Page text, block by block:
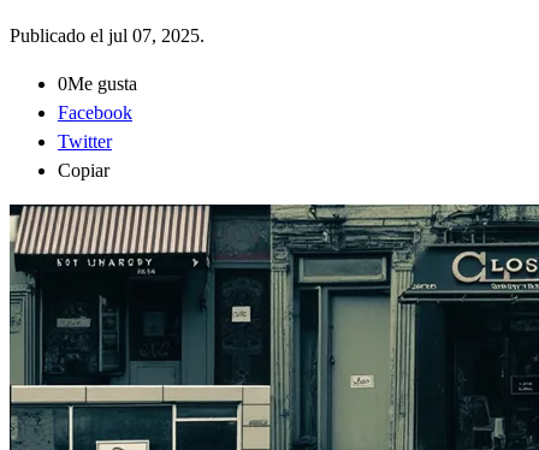
Publicado el jul 07, 2025.
0Me gusta
Facebook
Twitter
Copiar